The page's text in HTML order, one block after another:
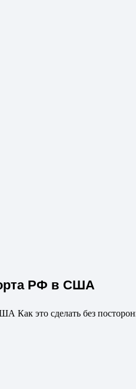
РФ в США
Как это сделать без